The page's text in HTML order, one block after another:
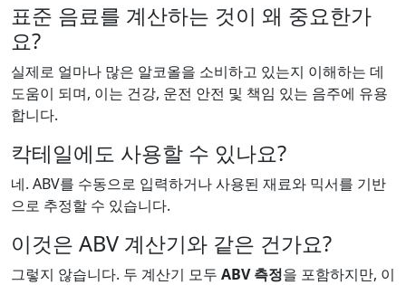
표준 음료를 계산하는 것이 왜 중요한가
요?
실제로 얼마나 많은 알코올을 소비하고 있는지 이해하는 데
도움이 되며, 이는 건강, 운전 안전 및 책임 있는 음주에 유용
합니다.
칵테일에도 사용할 수 있나요?
네. ABV를 수동으로 입력하거나 사용된 재료와 믹서를 기반
으로 추정할 수 있습니다.
이것은 ABV 계산기와 같은 건가요?
그렇지 않습니다. 두 계산기 모두 ABV 측정을 포함하지만, 이